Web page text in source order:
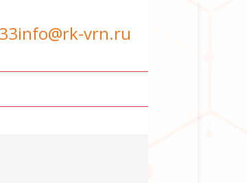
info@rk-vrn.ru